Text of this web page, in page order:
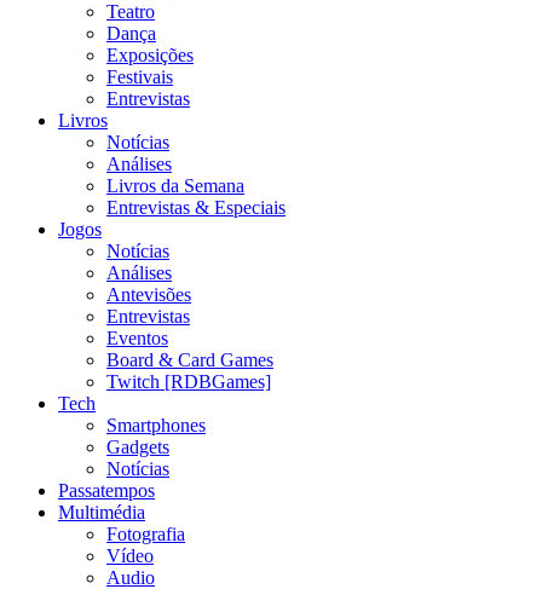
Teatro
Dança
Exposições
Festivais
Entrevistas
Livros
Notícias
Análises
Livros da Semana
Entrevistas & Especiais
Jogos
Notícias
Análises
Antevisões
Entrevistas
Eventos
Board & Card Games
Twitch [RDBGames]
Tech
Smartphones
Gadgets
Notícias
Passatempos
Multimédia
Fotografia
Vídeo
Audio